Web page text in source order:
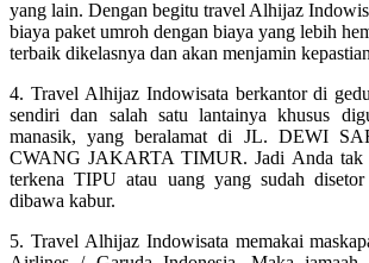
yang lain. Dengan begitu travel Alhijaz
biaya paket umroh dengan biaya yang lebih
terbaik dikelasnya dan akan menjamin
4. Travel Alhijaz Indowisata berkantor di
sendiri dan salah satu lantainya khusus
manasik, yang beralamat di JL. DEWI
CWANG JAKARTA TIMUR. Jadi Anda tak
terkena TIPU atau uang yang sudah
dibawa kabur.
5. Travel Alhijaz Indowisata memakai